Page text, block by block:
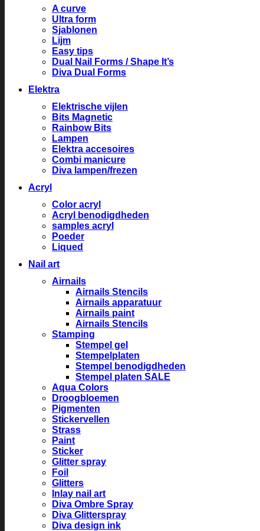
A curve
Ultra form
Sjablonen
Lijm
Easy tips
Dual Nail Forms / Shape It’s
Diva Dual Forms
Elektra
Elektrische vijlen
Bits Magnetic
Rainbow Bits
Lampen
Elektra accesoires
Combi manicure
Diva lampen/frezen
Acryl
Color acryl
Acryl benodigdheden
samples acryl
Poeder
Liqued
Nail art
Airnails
Airnails Stencils
Airnails apparatuur
Airnails paint
Airnails Stencils
Stamping
Stempel gel
Stempelplaten
Stempel benodigdheden
Stempel platen SALE
Aqua Colors
Droogbloemen
Pigmenten
Stickervellen
Strass
Paint
Sticker
Glitter spray
Foil
Glitters
Inlay nail art
Diva Ombre Spray
Diva Glitterspray
Diva design ink